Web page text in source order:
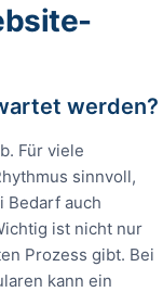
werden?
Für viele
sinnvoll,
Bedarf auch
ist nicht nur
Prozess gibt. Bei
kann ein